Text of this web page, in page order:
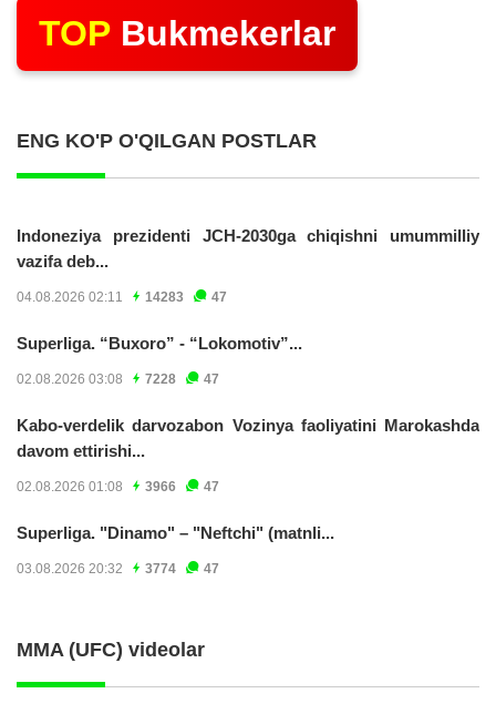
TOP Bukmekerlar
ENG KO'P O'QILGAN POSTLAR
Indoneziya prezidenti JCH-2030ga chiqishni umummilliy
vazifa deb...
04.08.2026 02:11 14283 47
Superliga. “Buxoro” - “Lokomotiv”...
02.08.2026 03:08 7228 47
Kabo-verdelik darvozabon Vozinya faoliyatini Marokashda
davom ettirishi...
02.08.2026 01:08 3966 47
Superliga. "Dinamo" – "Neftchi" (matnli...
03.08.2026 20:32 3774 47
MMA (UFC) videolar